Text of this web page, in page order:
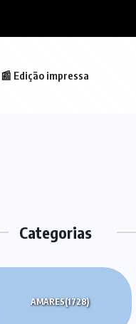
📰 Edição impressa
Categorias
AMARES(1728)